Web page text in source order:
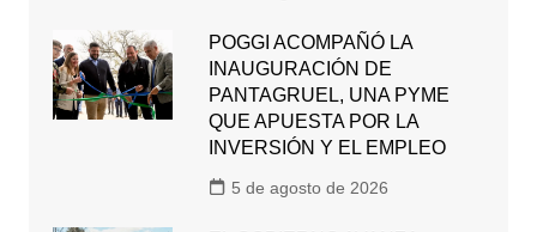
POGGI ACOMPAÑÓ LA
INAUGURACIÓN DE
PANTAGRUEL, UNA PYME
QUE APUESTA POR LA
INVERSIÓN Y EL EMPLEO
5 de agosto de 2026